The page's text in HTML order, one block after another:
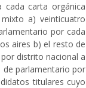
cada carta orgánica
a) veinticuatro
por cada
aires b) el resto de
distrito nacional a
de parlamentario por
titulares cuyo